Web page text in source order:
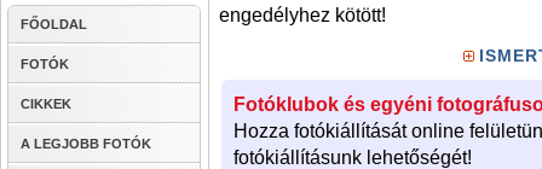
FŐOLDAL
FOTÓK
CIKKEK
A LEGJOBB FOTÓK
engedélyhez kötött!
Fotóklubok és egyéni
Hozza fotókiállítását online
fotókiállításunk lehetőségét!